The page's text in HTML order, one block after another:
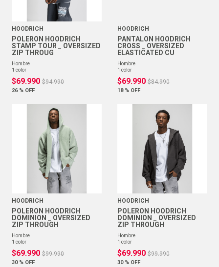
HOODRICH
POLERON HOODRICH
STAMP TOUR _ OVERSIZED
ZIP THROUG
hombre
1 color
$69.990 $94.990
26 % OFF
HOODRICH
PANTALON HOODRICH
CROSS _ OVERSIZED
ELASTICATED CU
hombre
1 color
$69.990 $84.990
18 % OFF
HOODRICH
POLERON HOODRICH
DOMINION _ OVERSIZED
ZIP THROUGH
hombre
1 color
$69.990 $99.990
30 % OFF
HOODRICH
POLERON HOODRICH
DOMINION _ OVERSIZED
ZIP THROUGH
hombre
1 color
$69.990 $99.990
30 % OFF